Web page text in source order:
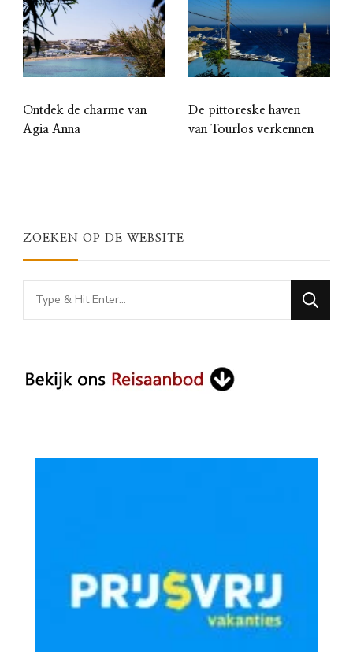
Ontdek de charme van
Agia Anna
De pittoreske haven
van Tourlos verkennen
ZOEKEN OP DE WEBSITE
Looking
for